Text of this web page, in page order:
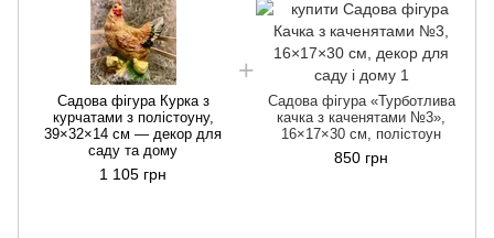
Садова фігура Курка з
курчатами з полістоуну,
39×32×14 см — декор для
саду та дому
1 105 грн
Садова фігура «Турботлива
качка з каченятами №3»,
16×17×30 см, полістоун
850 грн